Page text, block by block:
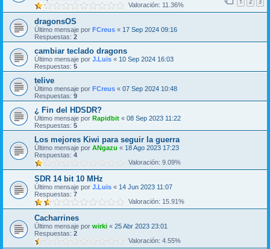
Valoración: 11.36%
dragonsOS
Último mensaje por FCreus « 17 Sep 2024 09:16
Respuestas: 2
cambiar teclado dragons
Último mensaje por J.Luis « 10 Sep 2024 16:03
Respuestas: 5
telive
Último mensaje por FCreus « 07 Sep 2024 10:48
Respuestas: 9
¿ Fin del HDSDR?
Último mensaje por Rapidbit « 08 Sep 2023 11:22
Respuestas: 5
Los mejores Kiwi para seguir la guerra
Último mensaje por ANgazu « 18 Ago 2023 17:23
Respuestas: 4
Valoración: 9.09%
SDR 14 bit 10 MHz
Último mensaje por J.Luis « 14 Jun 2023 11:07
Respuestas: 7
Valoración: 15.91%
Cacharrines
Último mensaje por wirki « 25 Abr 2023 23:01
Respuestas: 2
Valoración: 4.55%